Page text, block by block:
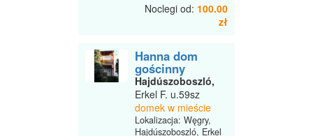
Noclegi od: 100.00
zł
Hanna dom
gościnny
Hajdúszoboszló,
Erkel F. u.59sz
domek w mieście
Lokalizacja: Węgry,
Hajdúszoboszló, Erkel